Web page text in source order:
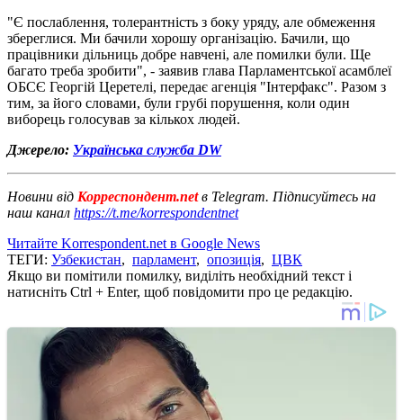
"Є послаблення, толерантність з боку уряду, але обмеження
збереглися. Ми бачили хорошу організацію. Бачили, що
працівники дільниць добре навчені, але помилки були. Ще
багато треба зробити", - заявив глава Парламентської асамблеї
ОБСЄ Георгій Церетелі, передає агенція "Інтерфакс". Разом з
тим, за його словами, були грубі порушення, коли один
виборець голосував за кількох людей.
Джерело: Українська служба DW
Новини від Корреспондент.netв Telegram. Підписуйтесь на
наш канал https://t.me/korrespondentnet
Читайте Korrespondent.net в Google News
ТЕГИ: Узбекистан, парламент, опозиція, ЦВК
Якщо ви помітили помилку, виділіть необхідний текст і
натисніть Ctrl + Enter, щоб повідомити про це редакцію.